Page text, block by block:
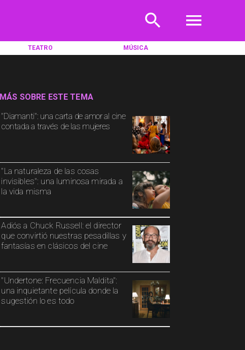
TEATRO MÚSICA
"Diamanti": una carta de amor al cine
contada a través de las mujeres
"La naturaleza de las cosas
invisibles": una luminosa mirada a
la vida misma
Adiós a Chuck Russell: el director
que convirtió nuestras pesadillas y
fantasías en clásicos del cine
"Undertone: Frecuencia Maldita":
una inquietante película donde la
sugestión lo es todo
MÁS SOBRE ESTE TEMA